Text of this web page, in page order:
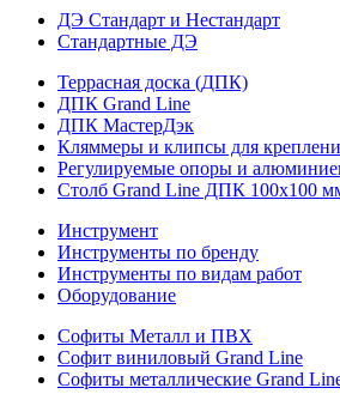
ДЭ Стандарт и Нестандарт
Стандартные ДЭ
Террасная доска (ДПК)
ДПК Grand Line
ДПК МастерДэк
Кляммеры и клипсы для
Регулируемые опоры и
Столб Grand Line ДПК 100х100
Инструмент
Инструменты по бренду
Инструменты по видам работ
Оборудование
Софиты Металл и ПВХ
Софит виниловый Grand Line
Софиты металлические Grand